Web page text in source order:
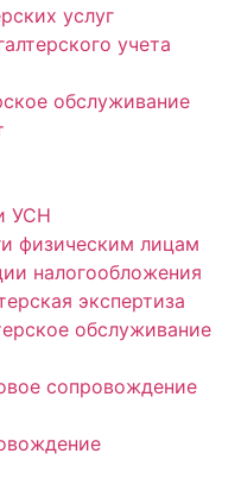
услуг
учета
обслуживание
УСН
физическим лицам
налогообложения
экспертиза
обслуживание
сопровождение